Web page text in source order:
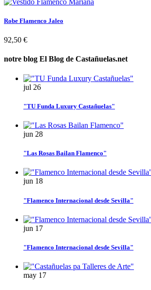
Robe Flamenco Jaleo
92,50 €
notre blog El Blog de Castañuelas.net
jul 26
"TU Funda Luxury Castañuelas"
jun 28
"Las Rosas Bailan Flamenco"
jun 18
"Flamenco Internacional desde Sevilla"
jun 17
"Flamenco Internacional desde Sevilla"
may 17